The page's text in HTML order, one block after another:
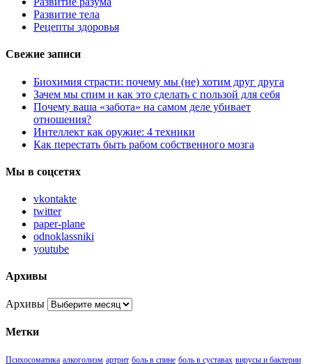
Развитие тела
Рецепты здоровья
Свежие записи
Биохимия страсти: почему мы (не) хотим друг друга
Зачем мы спим и как это сделать с пользой для себя
Почему ваша «забота» на самом деле убивает
отношения?
Интеллект как оружие: 4 техники
Как перестать быть рабом собственного мозга
Мы в соцсетях
vkontakte
twitter
paper-plane
odnoklassniki
youtube
Архивы
Архивы
Метки
Психосоматика алкоголизм артрит боль в спине боль в суставах вирусы и бактерии